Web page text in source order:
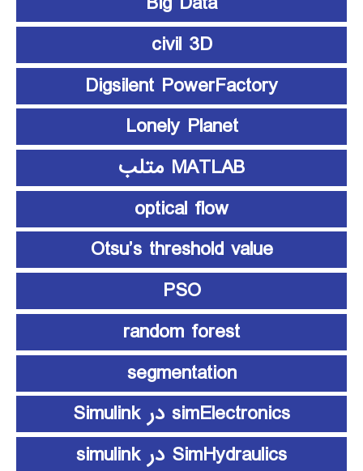
civil 3D
Digsilent PowerFactory
Lonely Planet
MATLAB متلب
optical flow
Otsu’s threshold value
PSO
random forest
segmentation
simElectronics در Simulink
SimHydraulics در simulink